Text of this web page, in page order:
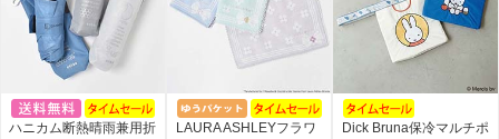
ハニカム断熱晴雨兼用折
LAURA ASHLEYフラワ
Dick Bruna保冷マルチポ